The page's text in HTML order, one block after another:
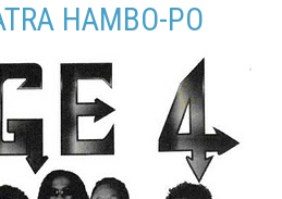
HAMBO-PO